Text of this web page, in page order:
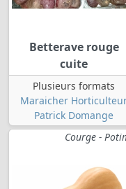
Betterave rouge
cuite
Plusieurs formats
Maraicher
Patrick Domange
Courge -